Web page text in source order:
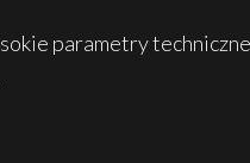
parametry